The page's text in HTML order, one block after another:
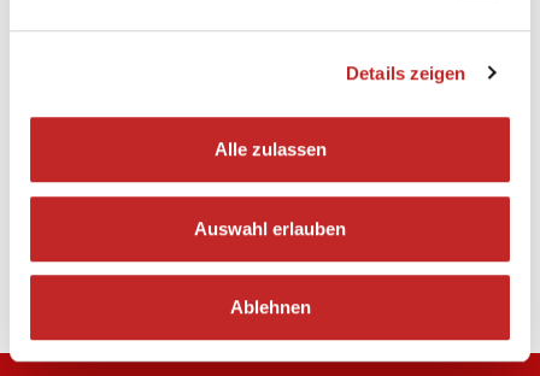
Details zeigen
Alle zulassen
Auswahl erlauben
Ablehnen
gesamt
Zurück 1 Nächste